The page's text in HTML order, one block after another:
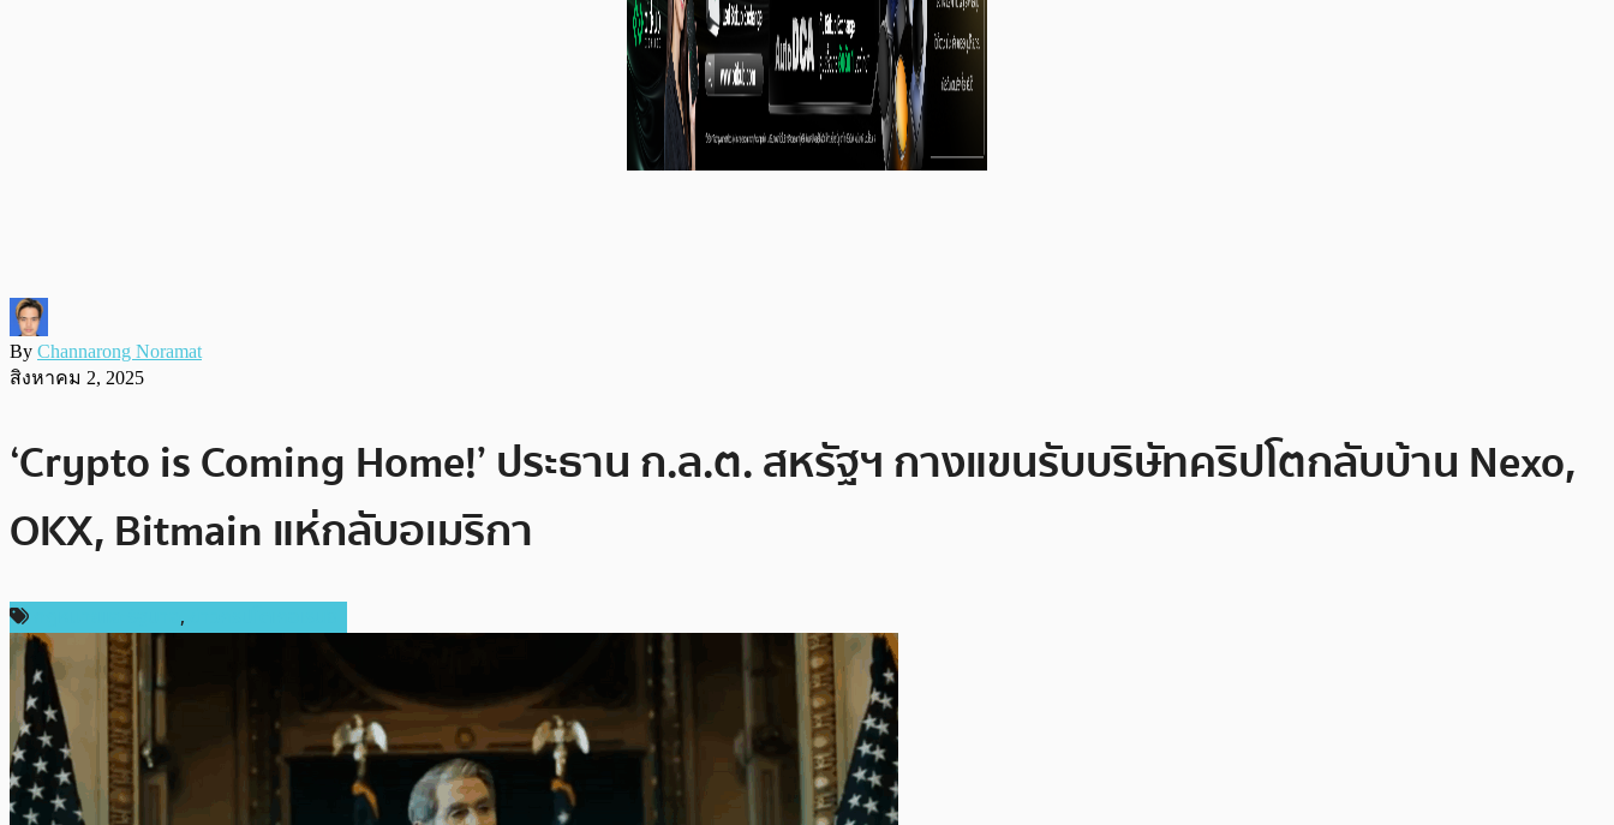
By Channarong Noramat
สิงหาคม 2, 2025
‘Crypto is Coming Home!’ ประธาน ก.ล.ต. สหรัฐฯ กางแขนรับบริษัทคริปโตกลับบ้าน Nexo,
OKX, Bitmain แห่กลับอเมริกา
,